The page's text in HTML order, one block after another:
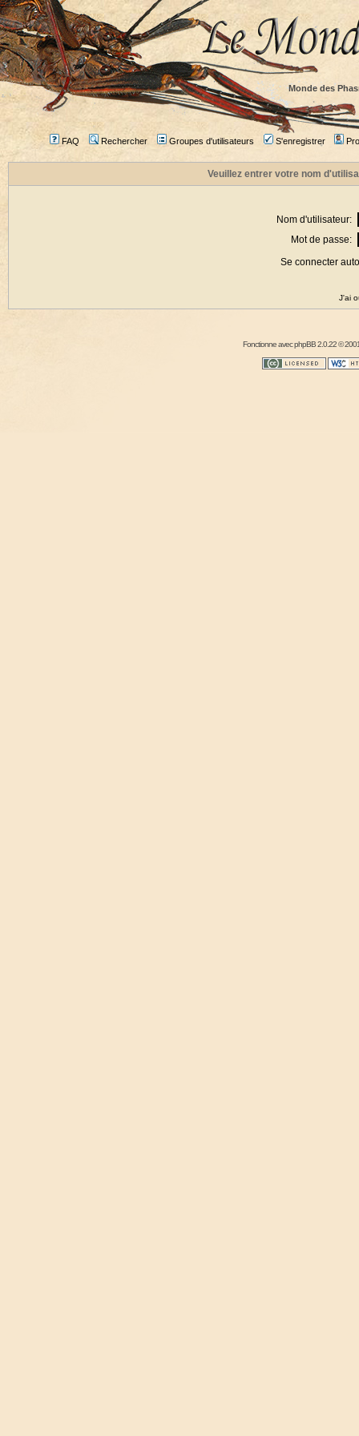
Monde des
FAQ Rechercher Groupes d'utilisateurs S'enregistrer
Veuillez entrer votre nom
Nom d'utilisateur:
Mot de passe:
Se connecter
J'ai
Fonctionne avecphpBB2.0.22 ©